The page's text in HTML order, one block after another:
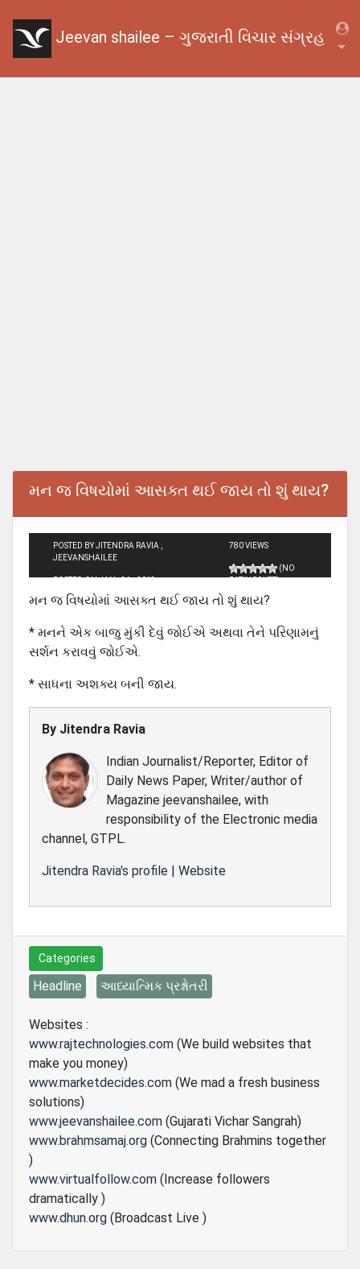
Jeevan shailee – ગુજરાતી વિચાર સંગ્રહ
મન જ વિષયોમાં આસક્ત થઈ જાય તો શું થાય?
POSTED BY JITENDRA RAVIA ,
JEEVANSHAILEE
POSTED ON JAN - 31 - 2013
780 VIEWS
(NO
RATINGS YET)
મન જ વિષયોમાં આસક્ત થઈ જાય તો શું થાય?
* મનને એક બાજુ મુંકી દેવું જોઈએ અથવા તેને પરિણામનું
સર્શન કરાવવું જોઈએ.
* સાધના અશક્ય બની જાય.
By Jitendra Ravia
Indian Journalist/Reporter, Editor of
Daily News Paper, Writer/author of
Magazine jeevanshailee, with
responsibility of the Electronic media
channel, GTPL.
Jitendra Ravia's profile | Website
Categories
Headline આધ્યાત્મિક પ્રશ્નોતરી
Websites :
www.rajtechnologies.com (We build websites that
make you money)
www.marketdecides.com (We mad a fresh business
solutions)
www.jeevanshailee.com (Gujarati Vichar Sangrah)
www.brahmsamaj.org (Connecting Brahmins together
)
www.virtualfollow.com (Increase followers
dramatically )
www.dhun.org (Broadcast Live )